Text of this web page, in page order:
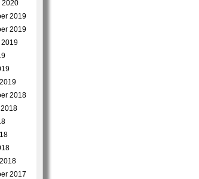
2020
2019
2019
2019
2018
2017